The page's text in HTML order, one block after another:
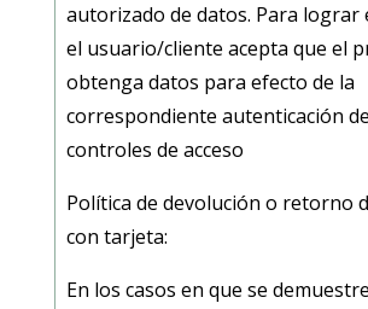
autorizado de datos. Para lograr
el usuario/cliente acepta que el
obtenga datos para efecto de la
correspondiente autenticación
controles de acceso
Política de devolución o retorno
con tarjeta:
En los casos en que se